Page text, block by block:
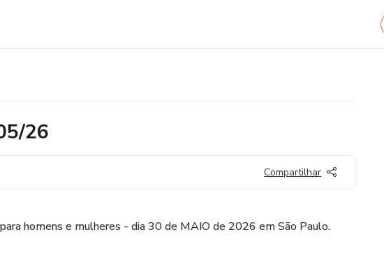
26
Compartilhar
homens e mulheres - dia 30 de MAIO de 2026 em São Paulo.